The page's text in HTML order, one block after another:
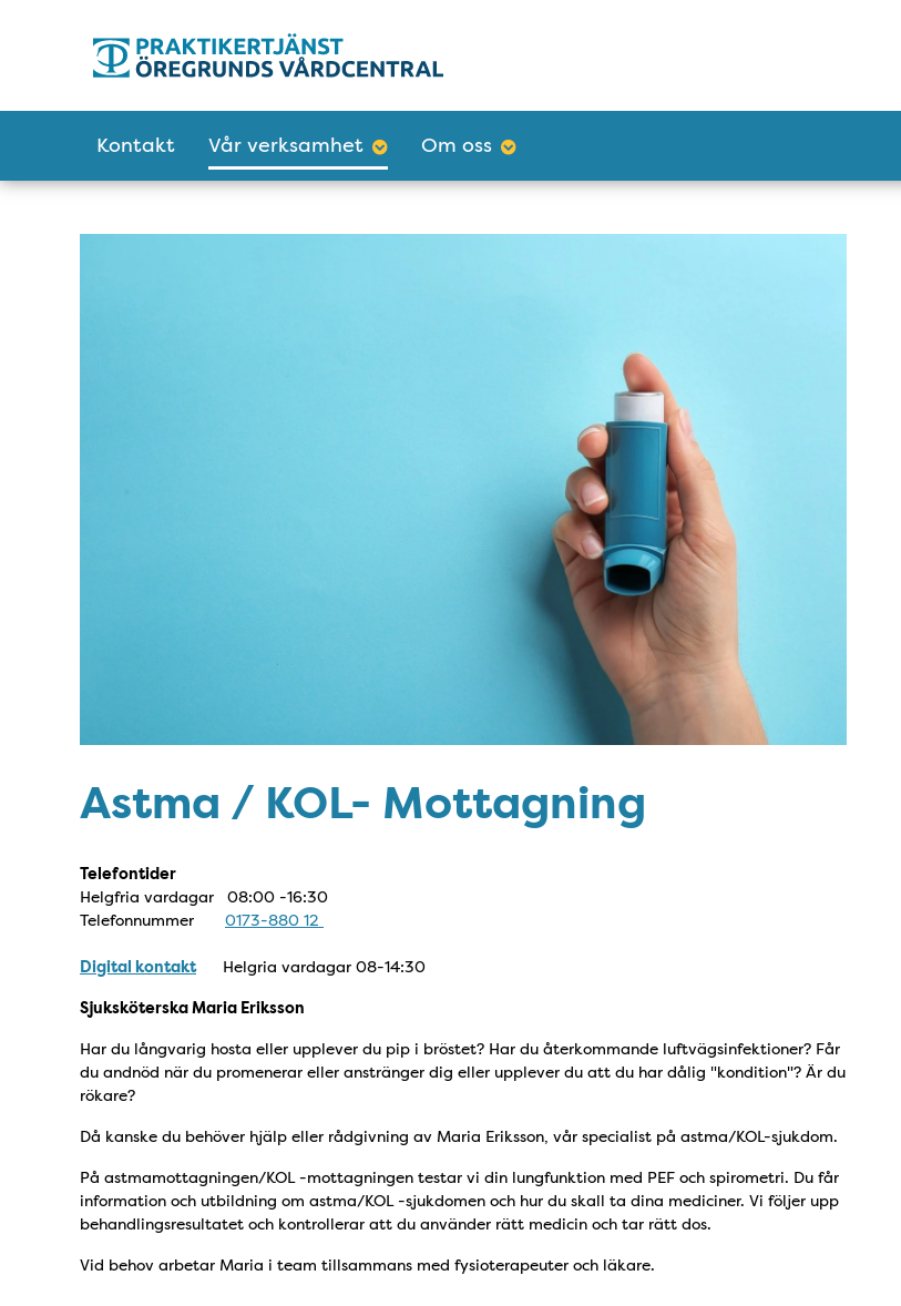
Kontakt Vår verksamhet Om oss
Astma / KOL- Mottagning
Telefontider
Helgfria vardagar 08:00 -16:30
Telefonnummer 0173-880 12
Digital kontaktHelgria vardagar 08-14:30
Sjuksköterska Maria Eriksson
Har du långvarig hosta eller upplever du pip i bröstet? Har du återkommande luftvägsinfektioner? Får
du andnöd när du promenerar eller anstränger dig eller upplever du att du har dålig "kondition"? Är du
rökare?
Då kanske du behöver hjälp eller rådgivning av Maria Eriksson, vår specialist på astma/KOL-sjukdom.
På astmamottagningen/KOL -mottagningen testar vi din lungfunktion med PEF och spirometri. Du får
information och utbildning om astma/KOL -sjukdomen och hur du skall ta dina mediciner. Vi följer upp
behandlingsresultatet och kontrollerar att du använder rätt medicin och tar rätt dos.
Vid behov arbetar Maria i team tillsammans med fysioterapeuter och läkare.